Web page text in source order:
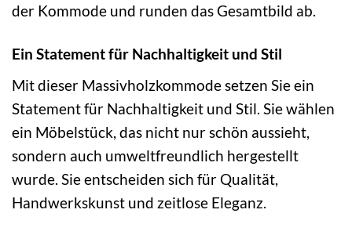
der Kommode und runden das Gesamtbild ab.
Ein Statement für Nachhaltigkeit und Stil
Mit dieser Massivholzkommode setzen Sie ein
Statement für Nachhaltigkeit und Stil. Sie wählen
ein Möbelstück, das nicht nur schön aussieht,
sondern auch umweltfreundlich hergestellt
wurde. Sie entscheiden sich für Qualität,
Handwerkskunst und zeitlose Eleganz.